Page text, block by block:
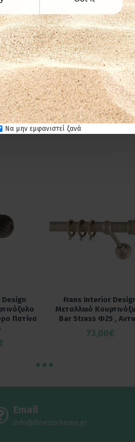
Να μην εμφανιστεί ξανά
χώρους γι' αυτόν ακριβώς το
των προϊόντων. Στεγνό πανί ή
Πατίνα
Frans Interior
Μεταλλικό
Bar Strass Φ25 ,
73,00€
Email
info@finezzahome.gr